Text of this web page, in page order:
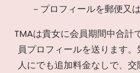
－プロフィールを郵便又
TMAは貴女に会員期間中合
員プロフィールを送ります
人にでも追加料金なしで、交